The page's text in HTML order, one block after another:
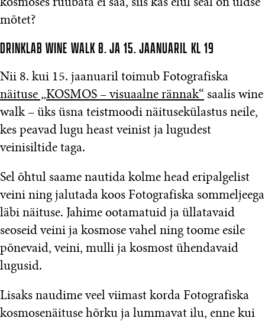
kosmoses rüübata ei saa, siis kas elul seal on üldse
mõtet?
DRINKLAB WINE WALK 8. JA 15. JAANUARIL KL 19
Nii 8. kui 15. jaanuaril toimub Fotografiska
näituse „KOSMOS – visuaalne rännak“ saalis wine
walk – üks üsna teistmoodi näitusekülastus neile,
kes peavad lugu heast veinist ja lugudest
veinisiltide taga.
Sel õhtul saame nautida kolme head eripalgelist
veini ning jalutada koos Fotografiska sommeljeega
läbi näituse. Jahime ootamatuid ja üllatavaid
seoseid veini ja kosmose vahel ning toome esile
põnevaid, veini, mulli ja kosmost ühendavaid
lugusid.
Lisaks naudime veel viimast korda Fotografiska
kosmosenäituse hõrku ja lummavat ilu, enne kui